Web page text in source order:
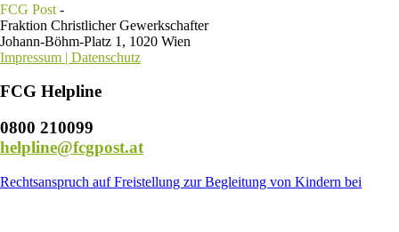
FCG Post -
Fraktion Christlicher Gewerkschafter
Johann-Böhm-Platz 1, 1020 Wien
Impressum | Datenschutz
FCG Helpline
0800 210099
helpline@fcgpost.at
Rechtsanspruch auf Freistellung zur Begleitung von Kindern bei